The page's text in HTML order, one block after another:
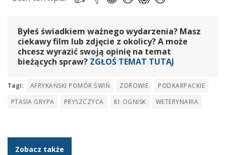
Byłeś świadkiem ważnego wydarzenia? Masz
ciekawy film lub zdjęcie z okolicy? A może
chcesz wyrazić swoją opinię na temat
bieżących spraw? ZGŁOŚ TEMAT TUTAJ
Tagi: AFRYKAŃSKI POMÓR ŚWIŃ ZDROWIE
PODKARPACKIE
PTASIA GRYPA
PRYSZCZYCA 81 OGNISK WETERYNARIA
Zobacz także